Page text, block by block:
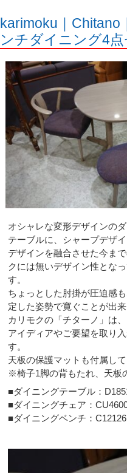
karimoku｜Chitano
ンチダイニング4点
オシャレな変形デザインの
テーブルに、シャープデザ
デザインを融合させた今ま
クには無いデザイン性とな
す。
ちょっとした肘掛が圧迫感
定した姿勢で寛ぐことが出来
カリモクの「チターノ」は
アイディアやご要望を取り
す。
天板の保護マットも付属して
※椅子1脚の背もたれ、天板
■ダイニングテーブル：
■ダイニングチェア：
■ダイニングベンチ：